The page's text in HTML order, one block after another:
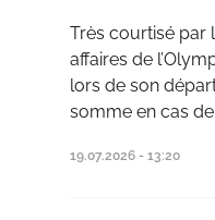
Très courtisé par
affaires de
lors de son
somme en cas
19.07.2026 - 13:20